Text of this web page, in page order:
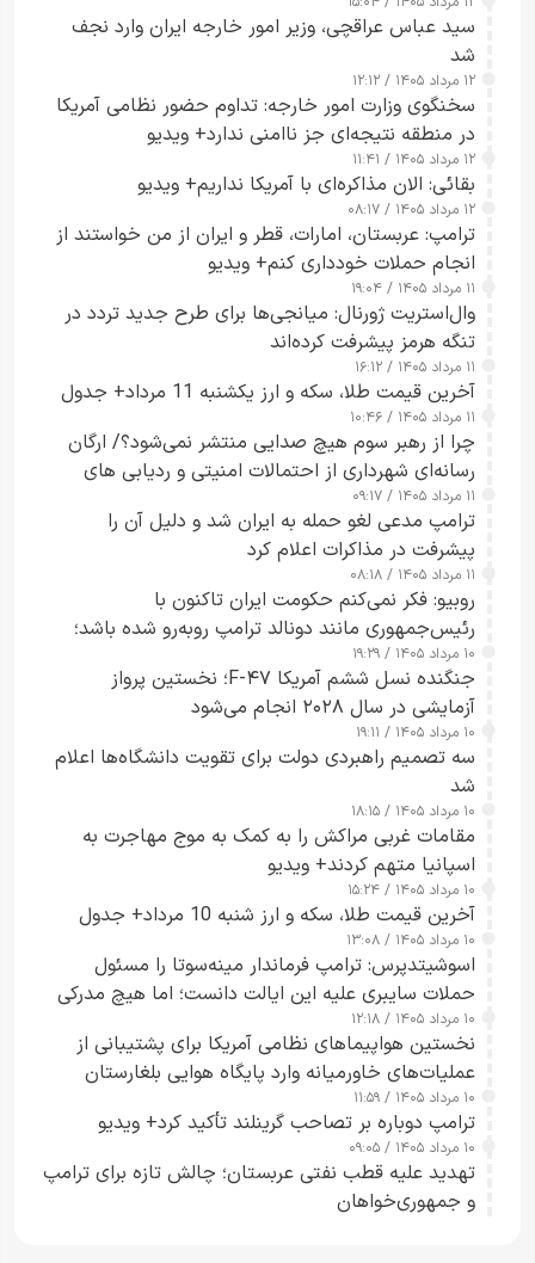
سید عباس عراقچی، وزیر امور خارجه ایران وارد نجف
شد
۱۲ مرداد ۱۴۰۵ / ۱۲:۱۲
سخنگوی وزارت امور خارجه: تداوم حضور نظامی آمریکا
در منطقه نتیجه‌ای جز ناامنی ندارد+ ویدیو
۱۲ مرداد ۱۴۰۵ / ۱۱:۴۱
بقائی: الان مذاکره‌ای با آمریکا نداریم+ ویدیو
۱۲ مرداد ۱۴۰۵ / ۰۸:۱۷
ترامپ: عربستان، امارات، قطر و ایران از من خواستند از
انجام حملات خودداری کنم+ ویدیو
۱۱ مرداد ۱۴۰۵ / ۱۹:۰۴
وال‌استریت ژورنال: میانجی‌ها برای طرح جدید تردد در
تنگه هرمز پیشرفت کرده‌اند
۱۱ مرداد ۱۴۰۵ / ۱۶:۱۲
آخرین قیمت طلا، سکه و ارز یکشنبه 11 مرداد+ جدول
۱۱ مرداد ۱۴۰۵ / ۱۰:۴۶
چرا از رهبر سوم هیچ صدایی منتشر نمی‌شود؟/ ارگان
رسانه‌ای شهرداری از احتمالات امنیتی و ردیابی های
جاسوسی گفت
۱۱ مرداد ۱۴۰۵ / ۰۹:۱۷
ترامپ مدعی لغو حمله به ایران شد و دلیل آن را
پیشرفت در مذاکرات اعلام کرد
۱۱ مرداد ۱۴۰۵ / ۰۸:۱۸
روبیو: فکر نمی‌کنم حکومت ایران تاکنون با
رئیس‌جمهوری مانند دونالد ترامپ روبه‌رو شده باشد؛
کسی که واقعاً دست به اقدام می‌زند
۱۰ مرداد ۱۴۰۵ / ۱۹:۲۹
جنگنده نسل ششم آمریکا F-۴۷؛ نخستین پرواز
آزمایشی در سال ۲۰۲۸ انجام می‌شود
۱۰ مرداد ۱۴۰۵ / ۱۹:۱۱
سه تصمیم راهبردی دولت برای تقویت دانشگاه‌ها اعلام
شد
۱۰ مرداد ۱۴۰۵ / ۱۸:۱۵
مقامات غربی مراکش را به کمک به موج مهاجرت به
اسپانیا متهم کردند+ ویدیو
۱۰ مرداد ۱۴۰۵ / ۱۵:۲۴
آخرین قیمت طلا، سکه و ارز شنبه 10 مرداد+ جدول
۱۰ مرداد ۱۴۰۵ / ۱۳:۰۸
اسوشیتدپرس: ترامپ فرماندار مینه‌سوتا را مسئول
حملات سایبری علیه این ایالت دانست؛ اما هیچ مدرکی
ارائه نکرد
۱۰ مرداد ۱۴۰۵ / ۱۲:۱۸
نخستین هواپیماهای نظامی آمریکا برای پشتیبانی از
عملیات‌های خاورمیانه وارد پایگاه هوایی بلغارستان
شدند
۱۰ مرداد ۱۴۰۵ / ۱۱:۵۹
ترامپ دوباره بر تصاحب گرینلند تأکید کرد+ ویدیو
۱۰ مرداد ۱۴۰۵ / ۰۹:۰۵
تهدید علیه قطب نفتی عربستان؛ چالش تازه برای ترامپ
و جمهوری‌خواهان